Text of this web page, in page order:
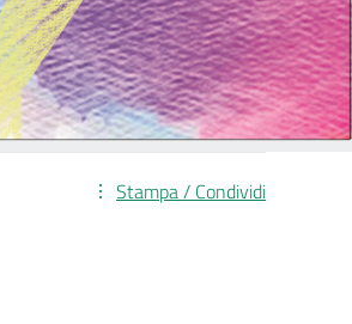
Stampa / Condividi